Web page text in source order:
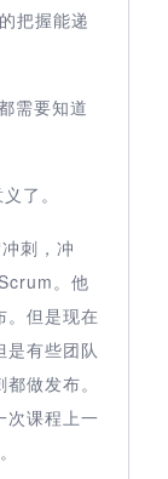
把握能递
需要知道
了。
刺，冲
。他
。但是现在
是有些团队
做发布。
次课程上一